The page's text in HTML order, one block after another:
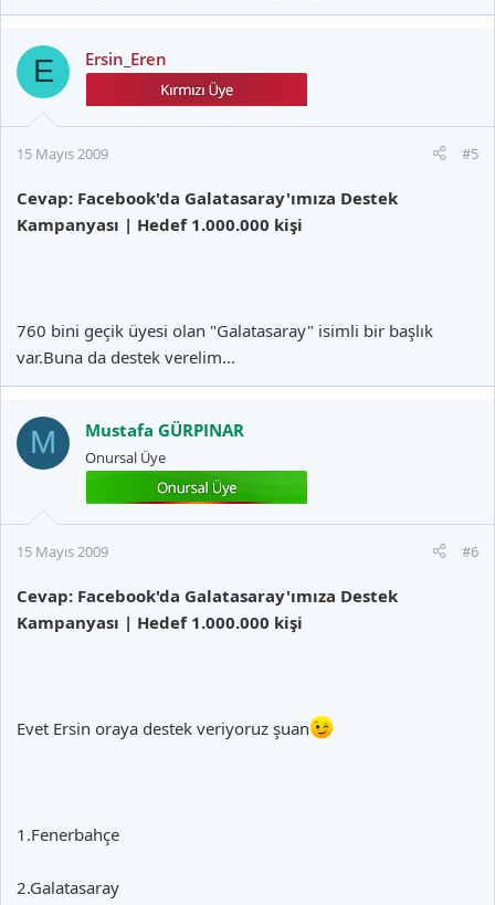
E Ersin_Eren
15 Mayıs 2009 #5
Cevap: Facebook'da Galatasaray'ımıza Destek
Kampanyası | Hedef 1.000.000 kişi
760 bini geçik üyesi olan "Galatasaray" isimli bir başlık
var.Buna da destek verelim...
M Mustafa GÜRPINAR
Onursal Üye
15 Mayıs 2009 #6
Cevap: Facebook'da Galatasaray'ımıza Destek
Kampanyası | Hedef 1.000.000 kişi
Evet Ersin oraya destek veriyoruz şuan
1.Fenerbahçe
2.Galatasaray